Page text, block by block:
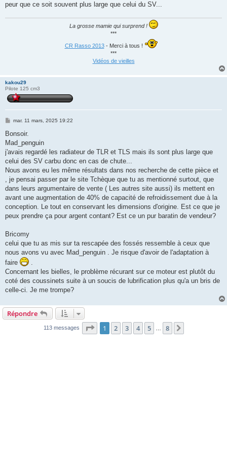
peur que ce soit souvent plus large que celui du SV...
La grosse mamie qui surprend !
***
CR Rasso 2013- Merci à tous !
***
Vidéos de vieilles
kakou29
Pilote 125 cm3
M
s
a
g
mar. 11 mars, 2025 19:22
Bonsoir.
Mad_penguin
j'avais regardé les radiateur de TLR et TLS mais ils sont plus large que
celui des SV carbu donc en cas de chute...
Nous avons eu les même résultats dans nos recherche de cette pièce et
, je pensai passer par le site Tchèque que tu as mentionné surtout, que
dans leurs argumentaire de vente ( Les autres site aussi) ils mettent en
avant une augmentation de 40% de capacité de refroidissement due à la
conception. Le tout en conservant les dimensions d'origine. Est ce que je
peux prendre ça pour argent contant? Est ce un pur baratin de vendeur?
Bricomy
celui que tu as mis sur ta rescapée des fossés ressemble à ceux que
nous avons vu avec Mad_penguin . Je risque d'avoir de l'adaptation à
faire
Concernant les bielles, le problème récurant sur ce moteur est plutôt du
coté des coussinets suite à un soucis de lubrification plus qu'a un bris de
celle-ci. Je me trompe?
Répondre
113 messages Page 1sur8
1 2 3 4 5 8